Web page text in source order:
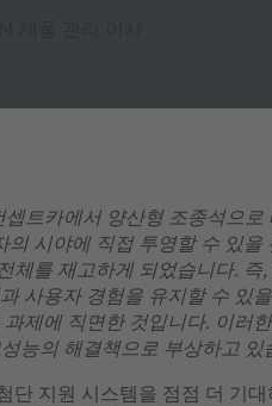
트카에서 양산형 조종석으
시야에 직접 투영할 수 있
체를 재고하게 되었습니다.
사용자 경험을 유지할 수 있
제에 직면한 것입니다. 이러
능의 해결책으로 부상하고 있
단 지원 시스템을 점점 더 기